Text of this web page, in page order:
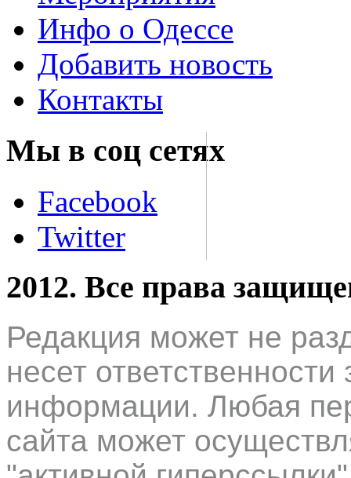
Инфо о Одессе
Добавить новость
Контакты
Мы в соц сетях
Facebook
Twitter
2012. Все права
Редакция может не
несет
информации. Любая
сайта может